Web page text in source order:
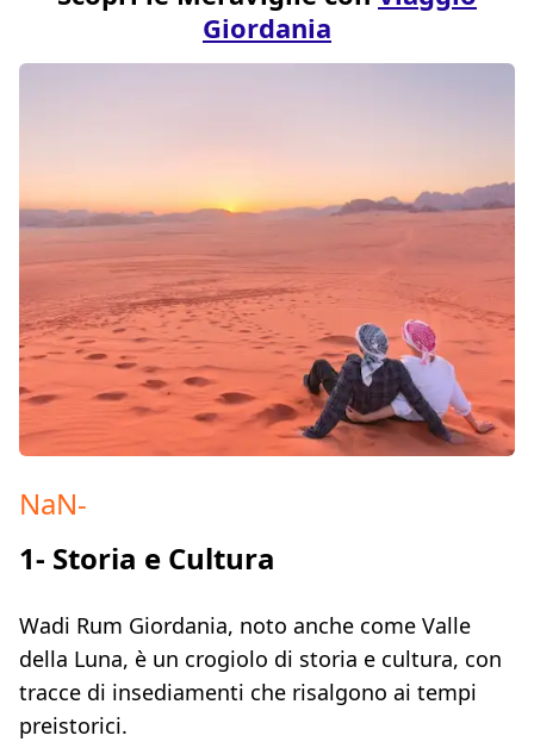
Giordania
NaN-
1- Storia e Cultura
Wadi Rum Giordania, noto anche come Valle
della Luna, è un crogiolo di storia e cultura, con
tracce di insediamenti che risalgono ai tempi
preistorici.